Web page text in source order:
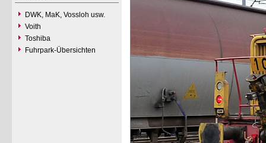
DWK, MaK, Vossloh usw.
Voith
Toshiba
Fuhrpark-Übersichten